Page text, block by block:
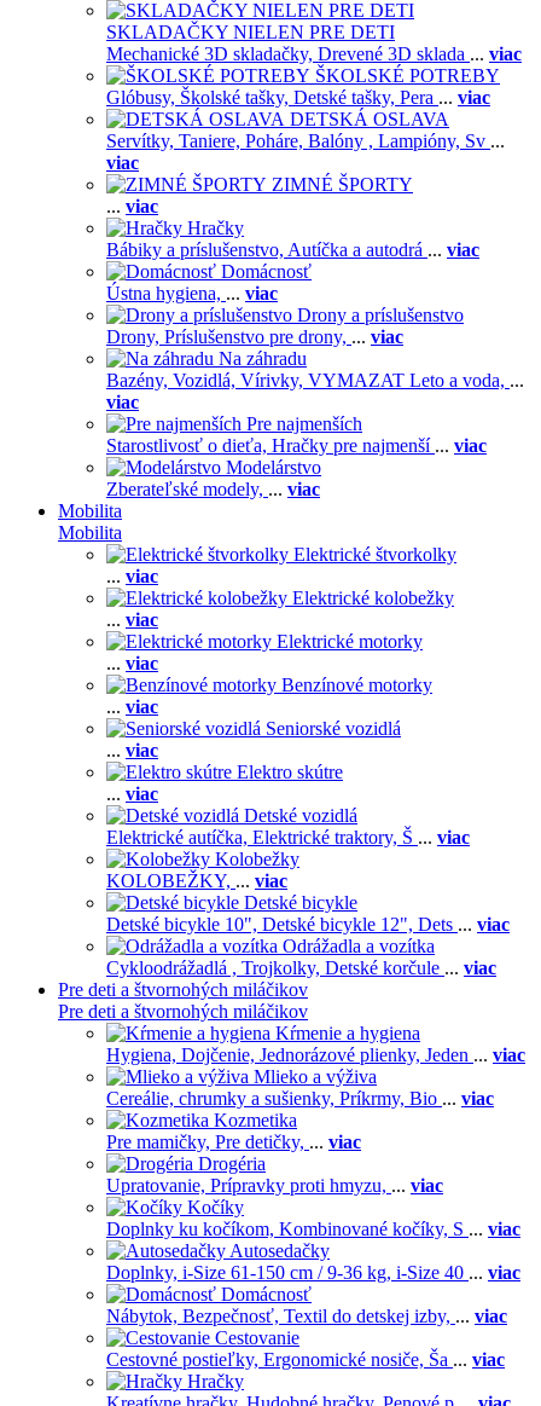
SKLADAČKY NIELEN PRE DETI
Mechanické 3D skladačky, Drevené 3D sklada ... viac
ŠKOLSKÉ POTREBY
Glóbusy, Školské tašky, Detské tašky, Pera ... viac
DETSKÁ OSLAVA
Servítky, Taniere, Poháre, Balóny , Lampióny, Sv ...
viac
ZIMNÉ ŠPORTY
... viac
Hračky
Bábiky a príslušenstvo, Autíčka a autodrá ... viac
Domácnosť
Ústna hygiena, ... viac
Drony a príslušenstvo
Drony, Príslušenstvo pre drony, ... viac
Na záhradu
Bazény, Vozidlá, Vírivky, VYMAZAT Leto a voda, ...
viac
Pre najmenších
Starostlivosť o dieťa, Hračky pre najmenší ... viac
Modelárstvo
Zberateľské modely, ... viac
Mobilita
Mobilita
Elektrické štvorkolky
... viac
Elektrické kolobežky
... viac
Elektrické motorky
... viac
Benzínové motorky
... viac
Seniorské vozidlá
... viac
Elektro skútre
... viac
Detské vozidlá
Elektrické autíčka, Elektrické traktory, Š ... viac
Kolobežky
KOLOBEŽKY, ... viac
Detské bicykle
Detské bicykle 10", Detské bicykle 12", Dets ... viac
Odrážadla a vozítka
Cykloodrážadlá , Trojkolky, Detské korčule ... viac
Pre deti a štvornohých miláčikov
Pre deti a štvornohých miláčikov
Kŕmenie a hygiena
Hygiena, Dojčenie, Jednorázové plienky, Jeden ... viac
Mlieko a výživa
Cereálie, chrumky a sušienky, Príkrmy, Bio ... viac
Kozmetika
Pre mamičky, Pre detičky, ... viac
Drogéria
Upratovanie, Prípravky proti hmyzu, ... viac
Kočíky
Doplnky ku kočíkom, Kombinované kočíky, S ... viac
Autosedačky
Doplnky, i-Size 61-150 cm / 9-36 kg, i-Size 40 ... viac
Domácnosť
Nábytok, Bezpečnosť, Textil do detskej izby, ... viac
Cestovanie
Cestovné postieľky, Ergonomické nosiče, Ša ... viac
Hračky